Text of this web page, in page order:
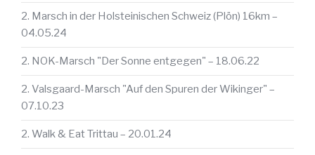
2. Marsch in der Holsteinischen Schweiz (Plön) 16km –
04.05.24
2. NOK-Marsch "Der Sonne entgegen" – 18.06.22
2. Valsgaard-Marsch "Auf den Spuren der Wikinger" –
07.10.23
2. Walk & Eat Trittau – 20.01.24